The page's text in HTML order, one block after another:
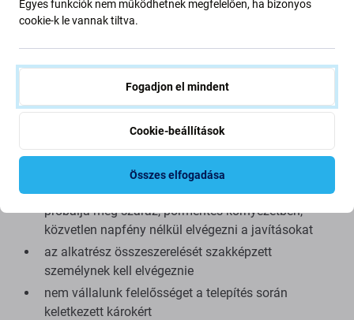
részletesebben a minőségre összpontosítunk.
Összeszerelés és tippek:
kínálatunkban megtalálható speciális szerszámok
szükségesek az össze- és szétszereléshez
összeszerelés közben ügyeljen a csatlakozók
törékeny részeire
összeszerelés előtt tesztelje az alkatrész
próbálja meg száraz, pormentes környezetben,
közvetlen napfény nélkül elvégezni a javításokat
az alkatrész összeszerelését szakképzett
személynek kell elvégeznie
nem vállalunk felelősséget a telepítés során
keletkezett károkért
Egyes funkciók nem működhetnek megfelelően, ha bizonyos
cookie-k le vannak tiltva.
Fogadjon el mindent
Cookie-beállítások
Összes elfogadása